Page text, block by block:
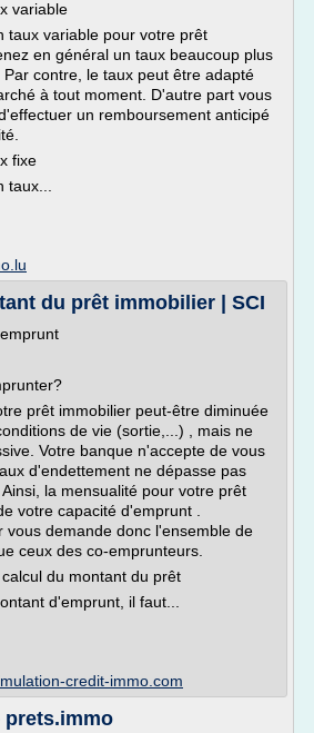
variable
taux variable pour votre prêt
en général un taux beaucoup plus
contre, le taux peut être adapté
à tout moment. D'autre part vous
un remboursement anticipé
fixe
du prêt immobilier | SCI
prêt immobilier peut-être diminuée
de vie (sortie,...) , mais ne
Votre banque n'accepte de vous
d'endettement ne dépasse pas
la mensualité pour votre prêt
votre capacité d'emprunt .
vous demande donc l'ensemble de
ceux des co-emprunteurs.
du montant du prêt
d'emprunt, il faut...
credit-immo.com
prets.immo